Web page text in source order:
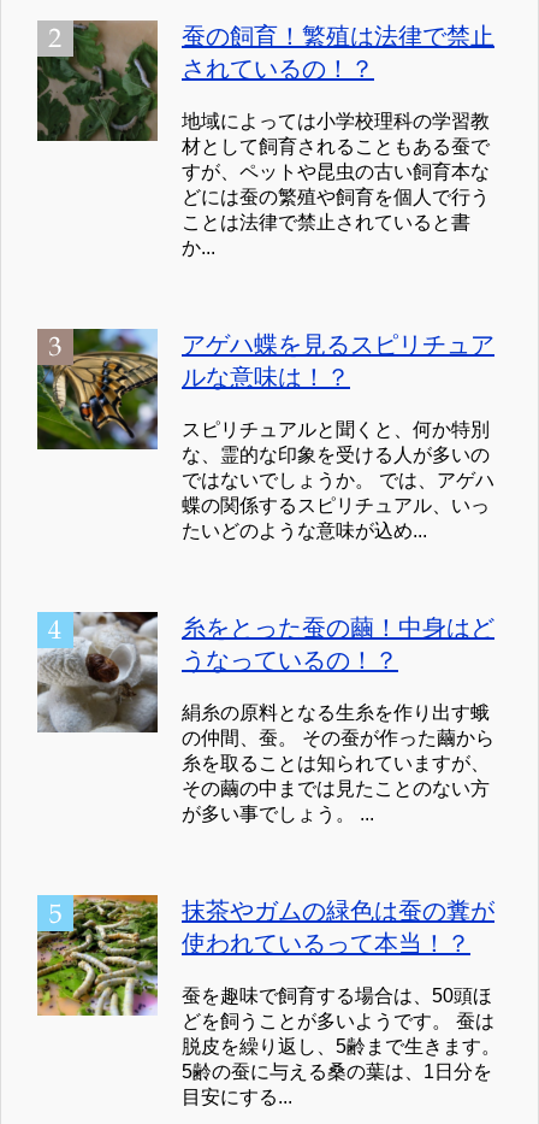
蚕の飼育！繁殖は法律で禁止
されているの！？
地域によっては小学校理科の学習教
材として飼育されることもある蚕で
すが、ペットや昆虫の古い飼育本な
どには蚕の繁殖や飼育を個人で行う
ことは法律で禁止されていると書
か...
アゲハ蝶を見るスピリチュア
ルな意味は！？
スピリチュアルと聞くと、何か特別
な、霊的な印象を受ける人が多いの
ではないでしょうか。 では、アゲハ
蝶の関係するスピリチュアル、いっ
たいどのような意味が込め...
糸をとった蚕の繭！中身はど
うなっているの！？
絹糸の原料となる生糸を作り出す蛾
の仲間、蚕。 その蚕が作った繭から
糸を取ることは知られていますが、
その繭の中までは見たことのない方
が多い事でしょう。 ...
抹茶やガムの緑色は蚕の糞が
使われているって本当！？
蚕を趣味で飼育する場合は、50頭ほ
どを飼うことが多いようです。 蚕は
脱皮を繰り返し、5齢まで生きます。
5齢の蚕に与える桑の葉は、1日分を
目安にする...